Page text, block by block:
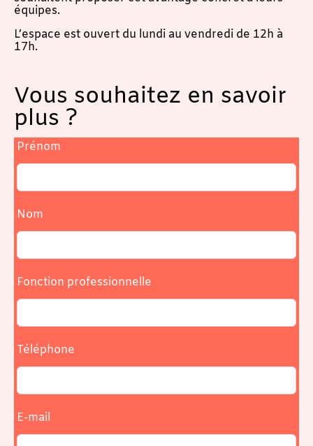
équipes.
L’espace est ouvert du lundi au vendredi de 12h à
17h.
Vous souhaitez en savoir
plus ?
Prénom
Nom
Fonction professionnelle
Téléphone
E-mail